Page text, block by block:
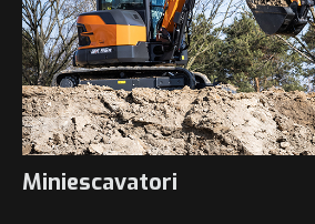
Miniescavatori